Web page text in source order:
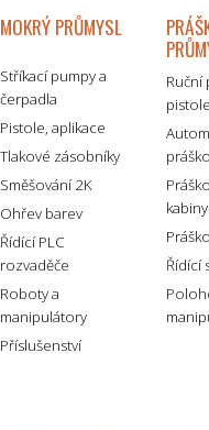
MOKRÝ PRŮMYSL
Stříkací pumpy a
čerpadla
Pistole, aplikace
Tlakové zásobníky
Směšování 2K
Ohřev barev
Řídící PLC
rozvaděče
Roboty a
manipulátory
Příslušenství
Ruční
pistole
kabiny
Řídící